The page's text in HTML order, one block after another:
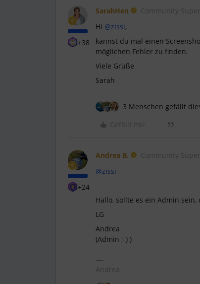
+38
SarahHen Community
Hi ​ @zissi,
kannst du mal einen
möglichen Fehler zu finden.
Viele Grüße
Sarah
3 Menschen gefällt
Gefällt mir
+24
Andrea B. Community
@zissi
Hallo, sollte es ein Admin
LG
Andrea
(Admin ;-) )
Andrea